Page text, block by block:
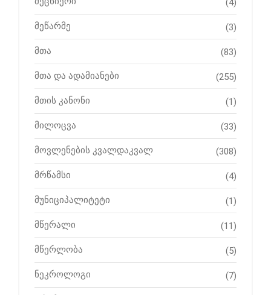
(4)
მეწარმე (3)
მთა (83)
მთა და ადამიანები (255)
მთის კანონი (1)
მილოცვა (33)
მოვლენების კვალდაკვალ (308)
მრწამსი (4)
მუნიციპალიტეტი (1)
მწერალი (11)
მწერლობა (5)
ნეკროლოგი (7)